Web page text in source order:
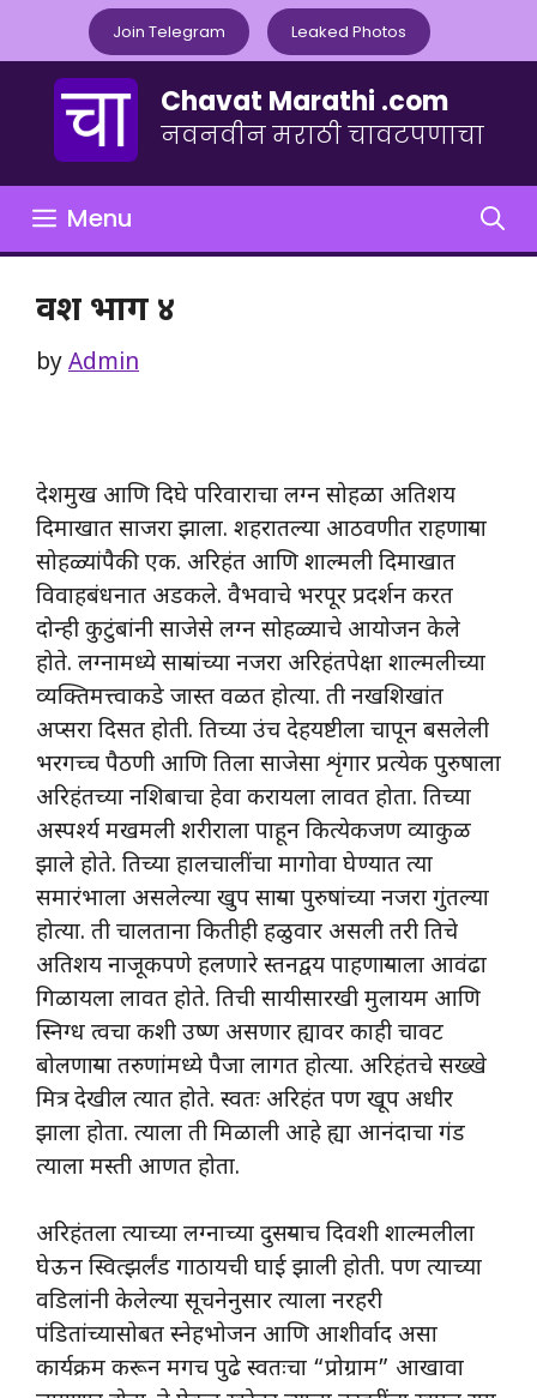
content
Join Telegram Leaked Photos
Chavat Marathi .com
नवनवीन मराठी चावटपणाचा
Menu
वश भाग ४
by Admin
देशमुख आणि दिघे परिवाराचा लग्न सोहळा अतिशय
दिमाखात साजरा झाला. शहरातल्या आठवणीत राहणाऱ्या
सोहळ्यांपैकी एक. अरिहंत आणि शाल्मली दिमाखात
विवाहबंधनात अडकले. वैभवाचे भरपूर प्रदर्शन करत
दोन्ही कुटुंबांनी साजेसे लग्न सोहळ्याचे आयोजन केले
होते. लग्नामध्ये साऱ्यांच्या नजरा अरिहंतपेक्षा शाल्मलीच्या
व्यक्तिमत्त्वाकडे जास्त वळत होत्या. ती नखशिखांत
अप्सरा दिसत होती. तिच्या उंच देहयष्टीला चापून बसलेली
भरगच्च पैठणी आणि तिला साजेसा शृंगार प्रत्येक पुरुषाला
अरिहंतच्या नशिबाचा हेवा करायला लावत होता. तिच्या
अस्पर्श्य मखमली शरीराला पाहून कित्येकजण व्याकुळ
झाले होते. तिच्या हालचालींचा मागोवा घेण्यात त्या
समारंभाला असलेल्या खुप साऱ्या पुरुषांच्या नजरा गुंतल्या
होत्या. ती चालताना कितीही हळुवार असली तरी तिचे
अतिशय नाजूकपणे हलणारे स्तनद्वय पाहणाऱ्याला आवंढा
गिळायला लावत होते. तिची सायीसारखी मुलायम आणि
स्निग्ध त्वचा कशी उष्ण असणार ह्यावर काही चावट
बोलणाऱ्या तरुणांमध्ये पैजा लागत होत्या. अरिहंतचे सख्खे
मित्र देखील त्यात होते. स्वतः अरिहंत पण खूप अधीर
झाला होता. त्याला ती मिळाली आहे ह्या आनंदाचा गंड
त्याला मस्ती आणत होता.
अरिहंतला त्याच्या लग्नाच्या दुसऱ्याच दिवशी शाल्मलीला
घेऊन स्वित्झर्लंड गाठायची घाई झाली होती. पण त्याच्या
वडिलांनी केलेल्या सूचनेनुसार त्याला नरहरी
पंडितांच्यासोबत स्नेहभोजन आणि आशीर्वाद असा
कार्यक्रम करून मगच पुढे स्वतःचा “प्रोग्राम” आखावा